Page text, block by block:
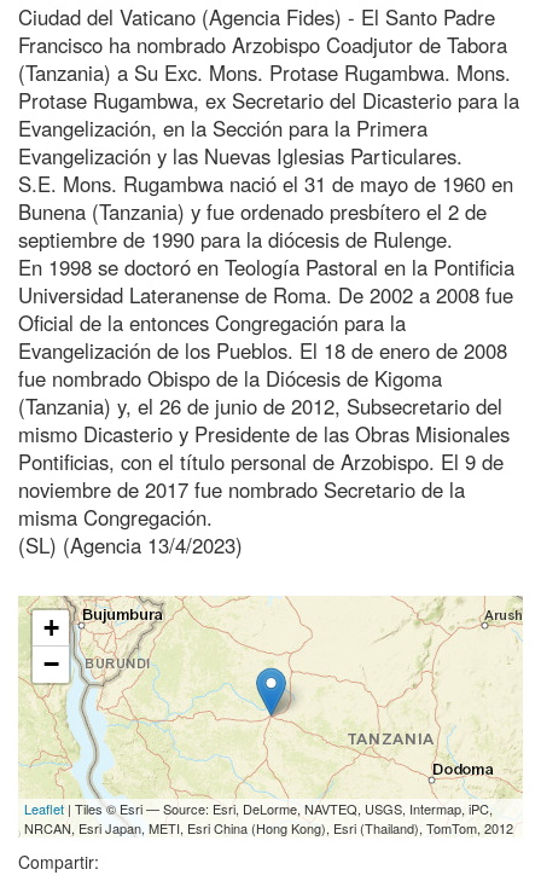
Ciudad del Vaticano (Agencia Fides) - El Santo Padre
Francisco ha nombrado Arzobispo Coadjutor de Tabora
(Tanzania) a Su Exc. Mons. Protase Rugambwa. Mons.
Protase Rugambwa, ex Secretario del Dicasterio para la
Evangelización, en la Sección para la Primera
Evangelización y las Nuevas Iglesias Particulares.
S.E. Mons. Rugambwa nació el 31 de mayo de 1960 en
Bunena (Tanzania) y fue ordenado presbítero el 2 de
septiembre de 1990 para la diócesis de Rulenge.
En 1998 se doctoró en Teología Pastoral en la Pontificia
Universidad Lateranense de Roma. De 2002 a 2008 fue
Oficial de la entonces Congregación para la
Evangelización de los Pueblos. El 18 de enero de 2008
fue nombrado Obispo de la Diócesis de Kigoma
(Tanzania) y, el 26 de junio de 2012, Subsecretario del
mismo Dicasterio y Presidente de las Obras Misionales
Pontificias, con el título personal de Arzobispo. El 9 de
noviembre de 2017 fue nombrado Secretario de la
misma Congregación.
(SL) (Agencia 13/4/2023)
+
−
Leaflet | Tiles © Esri — Source: Esri, DeLorme, NAVTEQ, USGS, Intermap, iPC,
NRCAN, Esri Japan, METI, Esri China (Hong Kong), Esri (Thailand), TomTom, 2012
Compartir: